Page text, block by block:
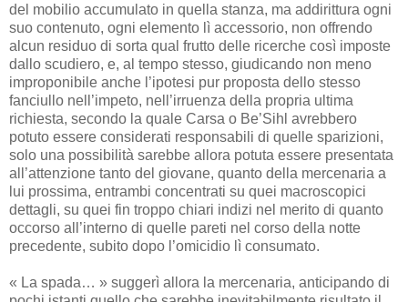
del mobilio accumulato in quella stanza, ma addirittura ogni
suo contenuto, ogni elemento lì accessorio, non offrendo
alcun residuo di sorta qual frutto delle ricerche così imposte
dallo scudiero, e, al tempo stesso, giudicando non meno
improponibile anche l’ipotesi pur proposta dello stesso
fanciullo nell’impeto, nell’irruenza della propria ultima
richiesta, secondo la quale Carsa o Be’Sihl avrebbero
potuto essere considerati responsabili di quelle sparizioni,
solo una possibilità sarebbe allora potuta essere presentata
all’attenzione tanto del giovane, quanto della mercenaria a
lui prossima, entrambi concentrati su quei macroscopici
dettagli, su quei fin troppo chiari indizi nel merito di quanto
occorso all’interno di quelle pareti nel corso della notte
precedente, subito dopo l’omicidio lì consumato.
« La spada… » suggerì allora la mercenaria, anticipando di